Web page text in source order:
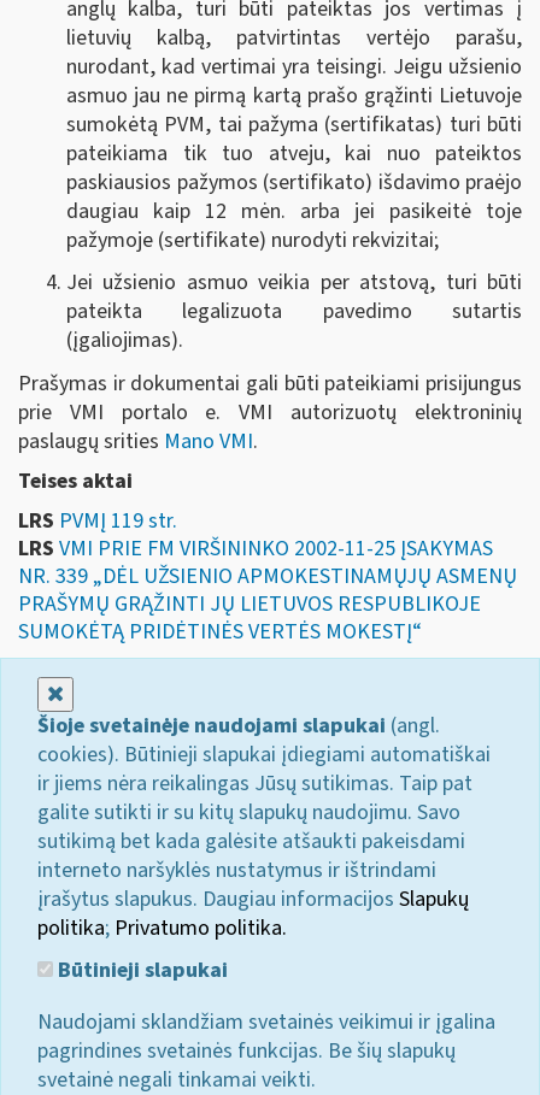
anglų kalba, turi būti pateiktas jos vertimas į
lietuvių kalbą, patvirtintas vertėjo parašu,
nurodant, kad vertimai yra teisingi. Jeigu užsienio
asmuo jau ne pirmą kartą prašo grąžinti Lietuvoje
sumokėtą PVM, tai pažyma (sertifikatas) turi būti
pateikiama tik tuo atveju, kai nuo pateiktos
paskiausios pažymos (sertifikato) išdavimo praėjo
daugiau kaip 12 mėn. arba jei pasikeitė toje
pažymoje (sertifikate) nurodyti rekvizitai;
Jei užsienio asmuo veikia per atstovą, turi būti
pateikta legalizuota pavedimo sutartis
(įgaliojimas).
Prašymas ir dokumentai gali būti pateikiami prisijungus
prie VMI portalo e. VMI autorizuotų elektroninių
paslaugų srities Mano VMI.
Teises aktai
LRS PVMĮ 119 str.
LRS VMI PRIE FM VIRŠININKO 2002-11-25 ĮSAKYMAS
NR. 339 „DĖL UŽSIENIO APMOKESTINAMŲJŲ ASMENŲ
PRAŠYMŲ GRĄŽINTI JŲ LIETUVOS RESPUBLIKOJE
SUMOKĖTĄ PRIDĖTINĖS VERTĖS MOKESTĮ“
Šioje svetainėje naudojami slapukai (angl.
cookies). Būtinieji slapukai įdiegiami automatiškai
ir jiems nėra reikalingas Jūsų sutikimas. Taip pat
galite sutikti ir su kitų slapukų naudojimu. Savo
sutikimą bet kada galėsite atšaukti pakeisdami
interneto naršyklės nustatymus ir ištrindami
įrašytus slapukus. Daugiau informacijos Slapukų
politika; Privatumo politika.
Būtinieji slapukai
Naudojami sklandžiam svetainės veikimui ir įgalina
pagrindines svetainės funkcijas. Be šių slapukų
svetainė negali tinkamai veikti.